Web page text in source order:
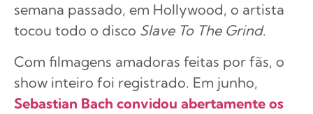
semana passado, em Hollywood, o artista
tocou todo o disco Slave To The Grind.
Com filmagens amadoras feitas por fãs, o
show inteiro foi registrado. Em junho,
Sebastian Bach convidou abertamente os